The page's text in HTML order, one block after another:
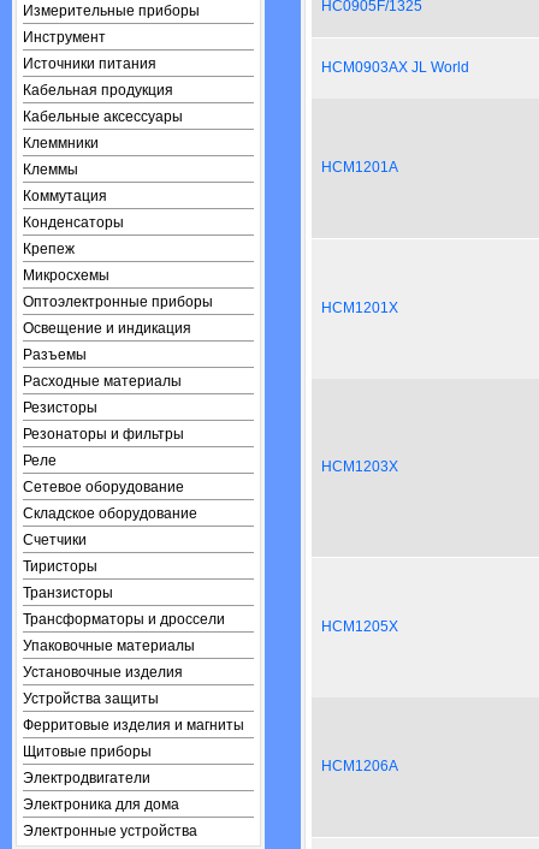
Измерительные приборы
Инструмент
Источники питания
Кабельная продукция
Кабельные аксессуары
Клеммники
Клеммы
Коммутация
Конденсаторы
Крепеж
Микросхемы
Оптоэлектронные приборы
Освещение и индикация
Разъемы
Расходные материалы
Резисторы
Резонаторы и фильтры
Реле
Сетевое оборудование
Складское оборудование
Счетчики
Тиристоры
Транзисторы
Трансформаторы и дроссели
Упаковочные материалы
Установочные изделия
Устройства защиты
Ферритовые изделия и магниты
Щитовые приборы
Электродвигатели
Электроника для дома
Электронные устройства
HC0905F/1325
HCM0903AX JL World
HCM1201A
HCM1201X
HCM1203X
HCM1205X
HCM1206A